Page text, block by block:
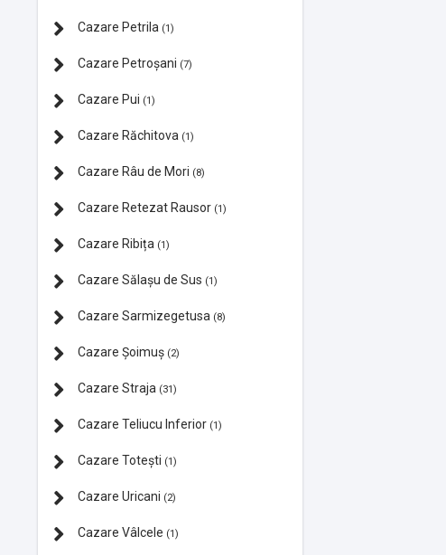
Cazare Petrila (1)
Cazare Petroșani (7)
Cazare Pui (1)
Cazare Răchitova (1)
Cazare Râu de Mori (8)
Cazare Retezat Rausor (1)
Cazare Ribița (1)
Cazare Sălașu de Sus (1)
Cazare Sarmizegetusa (8)
Cazare Şoimuș (2)
Cazare Straja (31)
Cazare Teliucu Inferior (1)
Cazare Totești (1)
Cazare Uricani (2)
Cazare Vâlcele (1)